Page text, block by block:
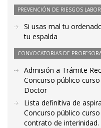
PREVENCIÓN DE RIESGOS
Si usas mal tu
tu espalda
CONVOCATORIAS DE
Admisión a Trámite
Concurso público
Doctor
Lista definitiva de
Concurso público
contrato de interinidad.